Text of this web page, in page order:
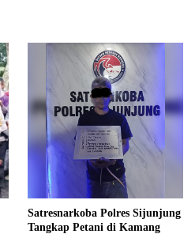
Satresnarkoba Polres Sijunjung
Tangkap Petani di Kamang